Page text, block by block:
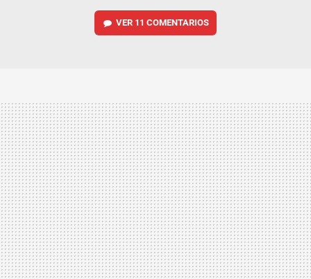
VER 11 COMENTARIOS